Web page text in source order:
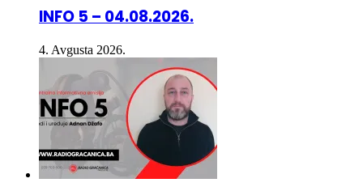
INFO 5 – 04.08.2026.
4. Avgusta 2026.